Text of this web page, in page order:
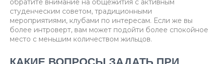
обратите внимание на общежития с активным
студенческим советом, традиционными
мероприятиями, клубами по интересам. Если же вы
более интроверт, вам может подойти более спокойное
место с меньшим количеством жильцов.